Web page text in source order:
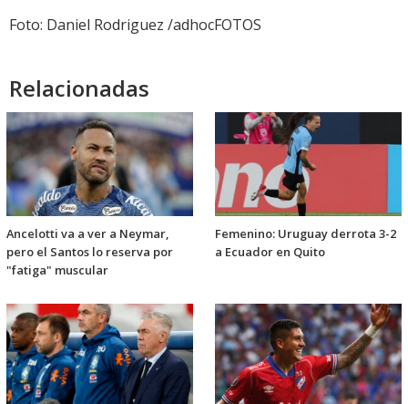
Foto: Daniel Rodriguez /adhocFOTOS
Relacionadas
Ancelotti va a ver a Neymar,
pero el Santos lo reserva por
"fatiga" muscular
Femenino: Uruguay derrota 3-2
a Ecuador en Quito